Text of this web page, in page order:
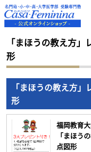
HOME 「まほうの教え
「まほうの教え方
形
「まほうの教え方
形
福岡教育
「まほう
点図形